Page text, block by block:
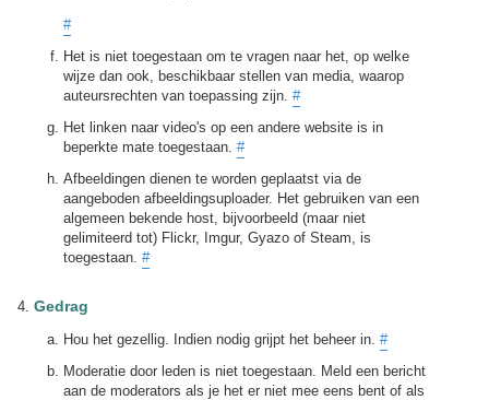
#
Het is niet toegestaan om te vragen naar het, op welke
wijze dan ook, beschikbaar stellen van media, waarop
auteursrechten van toepassing zijn. #
Het linken naar video's op een andere website is in
beperkte mate toegestaan. #
Afbeeldingen dienen te worden geplaatst via de
aangeboden afbeeldingsuploader. Het gebruiken van een
algemeen bekende host, bijvoorbeeld (maar niet
gelimiteerd tot) Flickr, Imgur, Gyazo of Steam, is
toegestaan. #
Gedrag
Hou het gezellig. Indien nodig grijpt het beheer in. #
Moderatie door leden is niet toegestaan. Meld een bericht
aan de moderators als je het er niet mee eens bent of als